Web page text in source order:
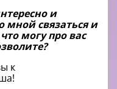
и
мной связаться и
могу про вас
к